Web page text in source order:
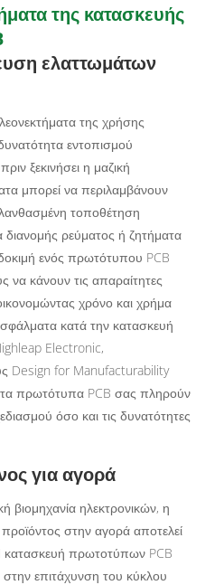
της κατασκευής
ελαττωμάτων
της χρήσης
εντοπισμού
ξεκινήσει η μαζική
μπορεί να περιλαμβάνουν
τοποθέτηση
ρεύματος ή ζητήματα
ενός πρωτότυπου PCB
να κάνουν τις απαραίτητες
χρόνο και χρήμα
κατά την κατασκευή
Electronic,
Design for Manufacturability
τα πρωτότυπα PCB σας πληρούν
όσο και τις δυνατότητες
για αγορά
βιομηχανία ηλεκτρονικών, η
στην αγορά αποτελεί
κατασκευή πρωτοτύπων PCB
στην επιτάχυνση του κύκλου